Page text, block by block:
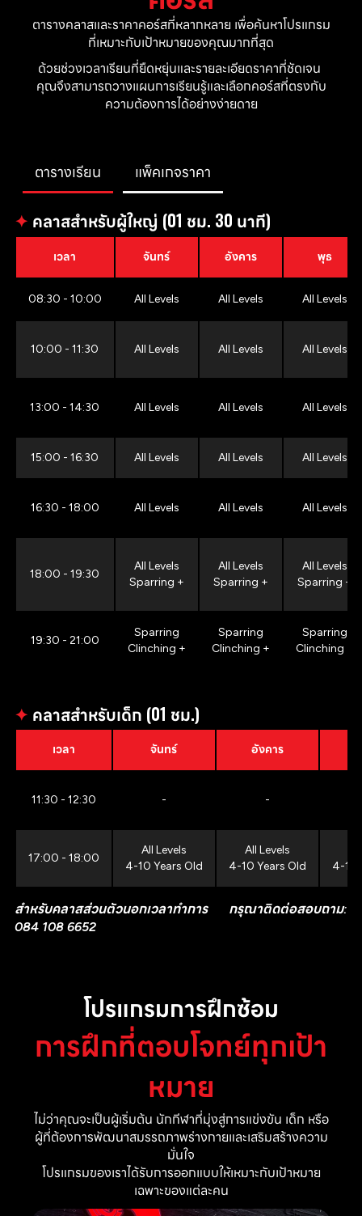
ตารางคลาสและราคาคอร์สที่หลากหลาย เพื่อค้นหาโปรแกรม
ที่เหมาะกับเป้าหมายของคุณมากที่สุด
ด้วยช่วงเวลาเรียนที่ยืดหยุ่นและรายละเอียดราคาที่ชัดเจน
คุณจึงสามารถวางแผนการเรียนรู้และเลือกคอร์สที่ตรงกับ
ความต้องการได้อย่างง่ายดาย
ตารางเรียน แพ็คเกจราคา
✦ คลาสสำหรับผู้ใหญ่ (01 ชม. 30 นาที)
เวลา จันทร์ อังคาร พุธ
08:30 - 10:00 All Levels All Levels All Levels
10:00 - 11:30 All Levels All Levels All Levels
13:00 - 14:30 All Levels All Levels All Levels
15:00 - 16:30 All Levels All Levels All Levels
16:30 - 18:00 All Levels All Levels All Levels
18:00 - 19:30
All Levels
Sparring +
All Levels
Sparring +
All Levels
Sparring +
19:30 - 21:00
Sparring
Clinching +
Sparring
Clinching +
Sparring
Clinching +
✦ คลาสสำหรับเด็ก (01 ชม.)
เวลา จันทร์ อังคาร
11:30 - 12:30 - -
17:00 - 18:00
All Levels
4-10 Years Old
All Levels
4-10 Years Old
4-10
สำหรับคลาสส่วนตัวนอกเวลาทำการ กรุณาติดต่อสอบถาม:
084 108 6652
โปรแกรมการฝึกซ้อม
การฝึกที่ตอบโจทย์ทุกเป้า
หมาย
ไม่ว่าคุณจะเป็นผู้เริ่มต้น นักกีฬาที่มุ่งสู่การแข่งขัน เด็ก หรือ
ผู้ที่ต้องการพัฒนาสมรรถภาพร่างกายและเสริมสร้างความ
มั่นใจ
โปรแกรมของเราได้รับการออกแบบให้เหมาะกับเป้าหมาย
เฉพาะของแต่ละคน